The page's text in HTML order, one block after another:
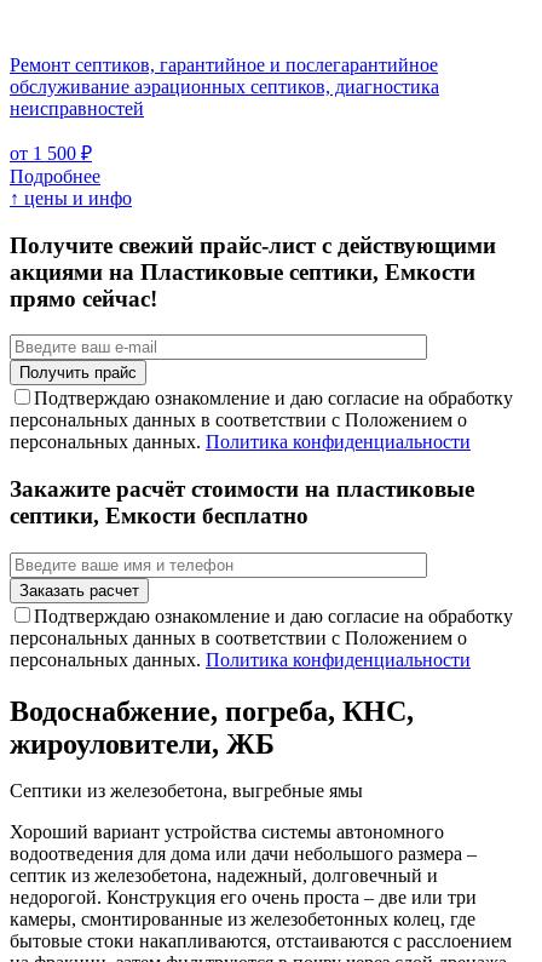
Ремонт септиков, гарантийное и послегарантийное
обслуживание аэрационных септиков, диагностика
неисправностей
от 1 500 ₽
Подробнее
↑ цены и инфо
Получите свежий прайс-лист с действующими
акциями на Пластиковые септики, Емкости
прямо сейчас!
Подтверждаю ознакомление и даю согласие на обработку
персональных данных в соответствии с Положением о
персональных данных. Политика конфиденциальности
Закажите расчёт стоимости на пластиковые
септики, Емкости бесплатно
Подтверждаю ознакомление и даю согласие на обработку
персональных данных в соответствии с Положением о
персональных данных. Политика конфиденциальности
Водоснабжение, погреба, КНС,
жироуловители, ЖБ
Септики из железобетона, выгребные ямы
Хороший вариант устройства системы автономного
водоотведения для дома или дачи небольшого размера –
септик из железобетона, надежный, долговечный и
недорогой. Конструкция его очень проста – две или три
камеры, смонтированные из железобетонных колец, где
бытовые стоки накапливаются, отстаиваются с расслоением